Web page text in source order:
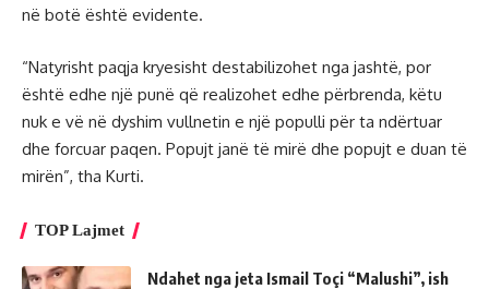
në botë është evidente.
“Natyrisht paqja kryesisht destabilizohet nga jashtë, por
është edhe një punë që realizohet edhe përbrenda, këtu
nuk e vë në dyshim vullnetin e një populli për ta ndërtuar
dhe forcuar paqen. Popujt janë të mirë dhe popujt e duan të
mirën”, tha Kurti.
TOP Lajmet
Ndahet nga jeta Ismail Toçi “Malushi”, ish